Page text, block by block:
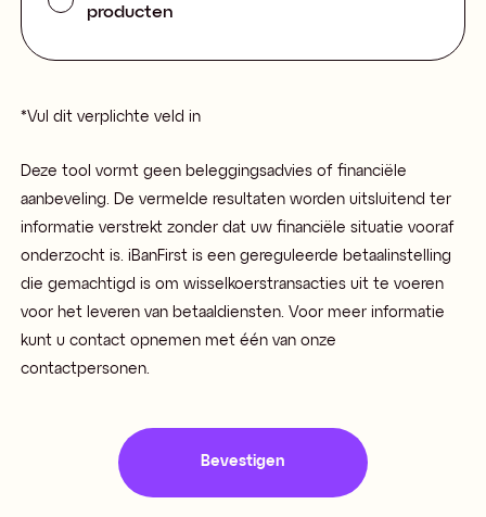
producten
*Vul dit verplichte veld in
Deze tool vormt geen beleggingsadvies of financiële
aanbeveling. De vermelde resultaten worden uitsluitend ter
informatie verstrekt zonder dat uw financiële situatie vooraf
onderzocht is. iBanFirst is een gereguleerde betaalinstelling
die gemachtigd is om wisselkoerstransacties uit te voeren
voor het leveren van betaaldiensten. Voor meer informatie
kunt u contact opnemen met één van onze
contactpersonen.
Bevestigen
Bevestigen